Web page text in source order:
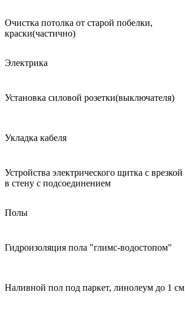
Очистка потолка от старой побелки,
краски(частично)
Электрика
Установка силовой розетки(выключателя)
Укладка кабеля
Устройства электрического щитка с врезкой
в стену с подсоединением
Полы
Гидроизоляция пола "глимс-водостопом"
Наливной пол под паркет, линолеум до 1 см